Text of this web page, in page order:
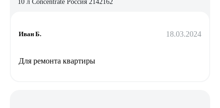
10 л Concentrate Россия 2142162
Иван Б. 18.03.2024
Для ремонта квартиры